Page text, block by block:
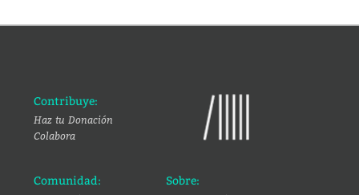
Contribuye:
Haz tu Donación
Colabora
Comunidad: Sobre: